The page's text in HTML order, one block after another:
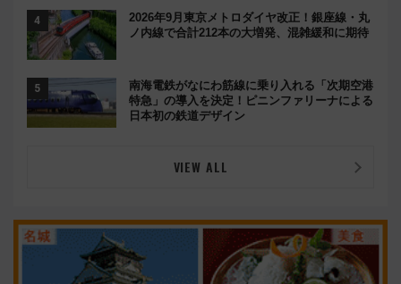
2026年9月東京メトロダイヤ改正！銀座線・丸
ノ内線で合計212本の大増発、混雑緩和に期待
南海電鉄がなにわ筋線に乗り入れる「次期空港
特急」の導入を決定！ピニンファリーナによる
日本初の鉄道デザイン
VIEW ALL